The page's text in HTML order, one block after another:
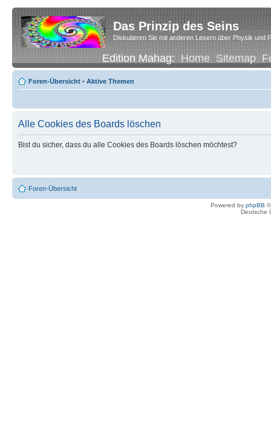
Das Prinzip des Seins
Diskutieren Sie mit anderen Lesern über Physik und
Edition Mahag:Home Sitemap
Foren-Übersicht • Aktive Themen
Alle Cookies des Boards löschen
Bist du sicher, dass du alle Cookies des Boards löschen möchtest?
Foren-Übersicht
Powered by phpBB
Deutsche